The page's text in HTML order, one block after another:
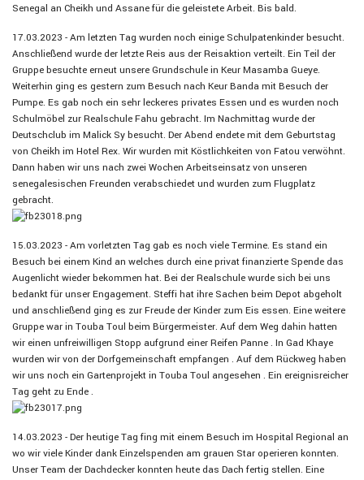
Senegal an Cheikh und Assane für diegeleistete Arbeit. Bis bald.
17.03.2023 - Am letzten Tag wurden noch einige Schulpatenkinder besucht.
Anschließend wurde der letzte Reis aus der Reisaktion verteilt. Ein Teil der
Gruppe besuchte erneut unsere Grundschule in Keur Masamba Gueye.
Weiterhin ging es gestern zum Besuch nach Keur Banda mit Besuch der
Pumpe. Es gab noch ein sehr leckeres privates Essen und es wurden noch
Schulmöbel zur Realschule Fahu gebracht. Im Nachmittag wurde der
Deutschclub im Malick Sy besucht. Der Abend endete mit dem Geburtstag
von Cheikh im Hotel Rex. Wir wurden mit Köstlichkeiten von Fatou verwöhnt.
Dann haben wir uns nach zwei Wochen Arbeitseinsatz von unseren
senegalesischen Freunden verabschiedet und wurden zum Flugplatz
gebracht.
15.03.2023 - Am vorletzten Tag gab es noch viele Termine. Es stand ein
Besuch bei einem Kind an welches durch eine privat finanzierte Spende das
Augenlicht wieder bekommen hat. Bei der Realschule wurde sich bei uns
bedankt für unser Engagement. Steffi hat ihre Sachen beim Depot abgeholt
und anschließend ging es zur Freude der Kinder zum Eis essen. Eine weitere
Gruppe war in Touba Toul beim Bürgermeister. Auf dem Weg dahin hatten
wir einen unfreiwilligen Stopp aufgrund einer Reifen Panne . In Gad Khaye
wurden wir von der Dorfgemeinschaft empfangen . Auf dem Rückweg haben
wir uns noch ein Gartenprojekt in Touba Toul angesehen . Ein ereignisreicher
Tag geht zu Ende .
14.03.2023 - Der heutige Tag fing mit einem Besuch im Hospital Regional an
wo wir viele Kinder dank Einzelspenden am grauen Star operieren konnten.
Unser Team der Dachdecker konnten heute das Dach fertig stellen. Eine